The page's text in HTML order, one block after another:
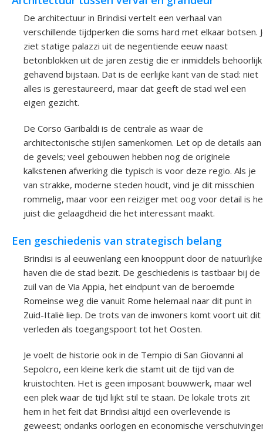
De architectuur in Brindisi vertelt een verhaal van
verschillende tijdperken die soms hard met elkaar botsen.
ziet statige palazzi uit de negentiende eeuw naast
betonblokken uit de jaren zestig die er inmiddels behoorlijk
gehavend bijstaan. Dat is de eerlijke kant van de stad: niet
alles is gerestaureerd, maar dat geeft de stad wel een
eigen gezicht.
De Corso Garibaldi is de centrale as waar de
architectonische stijlen samenkomen. Let op de details aan
de gevels; veel gebouwen hebben nog de originele
kalkstenen afwerking die typisch is voor deze regio. Als je
van strakke, moderne steden houdt, vind je dit misschien
rommelig, maar voor een reiziger met oog voor detail is
juist die gelaagdheid die het interessant maakt.
Een geschiedenis van strategisch belang
Brindisi is al eeuwenlang een knooppunt door de natuurlijke
haven die de stad bezit. De geschiedenis is tastbaar bij de
zuil van de Via Appia, het eindpunt van de beroemde
Romeinse weg die vanuit Rome helemaal naar dit punt in
Zuid-Italië liep. De trots van de inwoners komt voort uit dit
verleden als toegangspoort tot het Oosten.
Je voelt de historie ook in de Tempio di San Giovanni al
Sepolcro, een kleine kerk die stamt uit de tijd van de
kruistochten. Het is geen imposant bouwwerk, maar wel
een plek waar de tijd lijkt stil te staan. De lokale trots zit
hem in het feit dat Brindisi altijd een overlevende is
geweest; ondanks oorlogen en economische